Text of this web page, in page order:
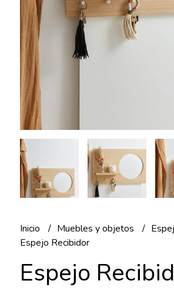
Inicio Muebles y objetos
Espejo Recibidor
Espejo